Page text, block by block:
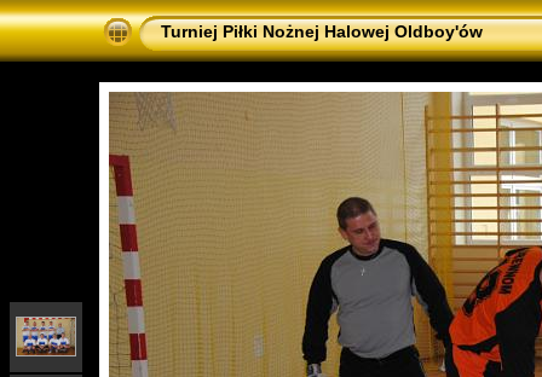
Turniej Piłki Nożnej Halowej Oldboy'ów